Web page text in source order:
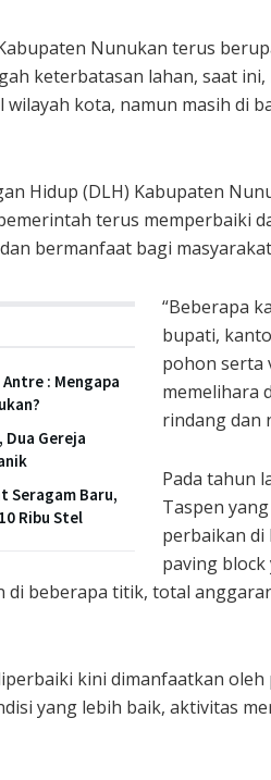
Nunukan terus
keterbatasan lahan, saat
kota, namun masih di
Hidup (DLH) Kabupaten
terus memperbaiki
bermanfaat bagi
: Mengapa
Gereja
Seragam Baru,
Ribu Stel
“Beberapa
bupati,
pohon serta
memelihara
rindang dan
Pada tahun
Taspen
perbaikan di
paving
di beberapa titik, total
kini dimanfaatkan
yang lebih baik, aktivitas